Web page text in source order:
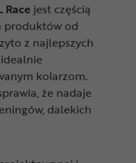
Race jest częścią
produktów od
z najlepszych
kolarzom.
że nadaje
dalekich